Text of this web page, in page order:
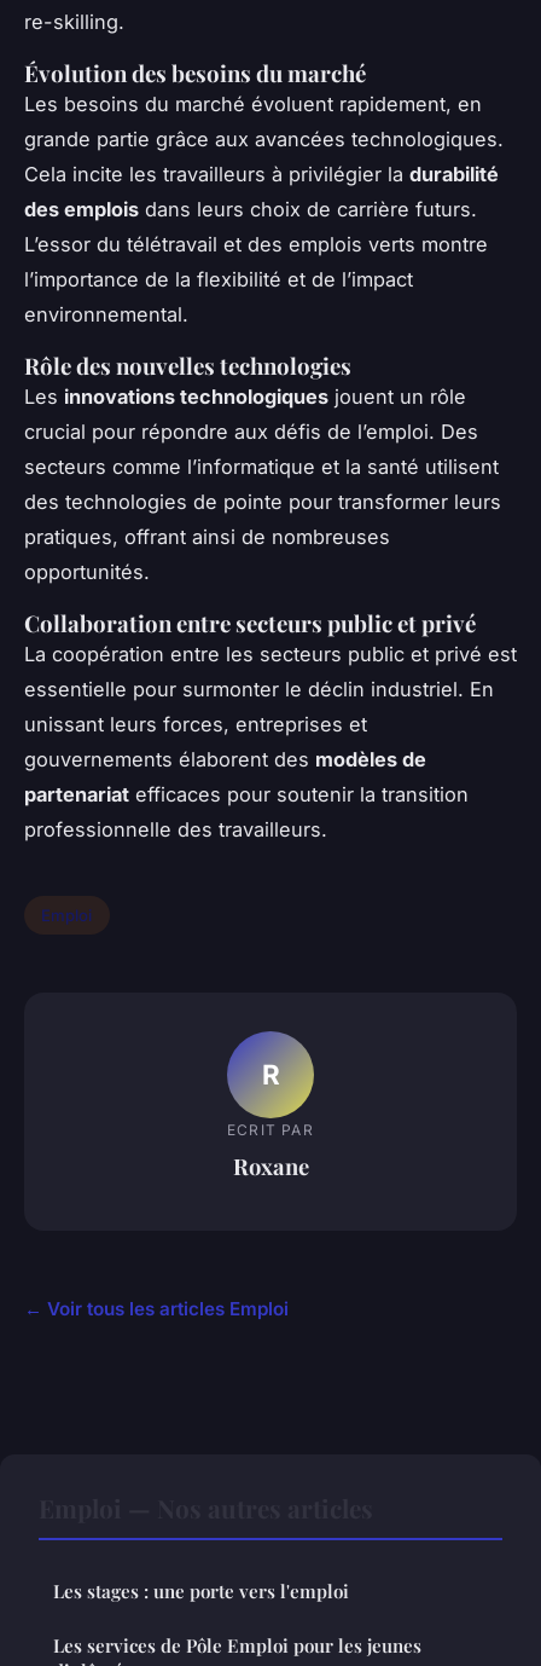
re-skilling.
Évolution des besoins du marché
Les besoins du marché évoluent rapidement, en
grande partie grâce aux avancées technologiques.
Cela incite les travailleurs à privilégier la durabilité
des emplois dans leurs choix de carrière futurs.
L’essor du télétravail et des emplois verts montre
l’importance de la flexibilité et de l’impact
environnemental.
Rôle des nouvelles technologies
Les innovations technologiques jouent un rôle
crucial pour répondre aux défis de l’emploi. Des
secteurs comme l’informatique et la santé utilisent
des technologies de pointe pour transformer leurs
pratiques, offrant ainsi de nombreuses
opportunités.
Collaboration entre secteurs public et privé
La coopération entre les secteurs public et privé est
essentielle pour surmonter le déclin industriel. En
unissant leurs forces, entreprises et
gouvernements élaborent des modèles de
partenariat efficaces pour soutenir la transition
professionnelle des travailleurs.
Emploi
R
ECRIT PAR
Roxane
← Voir tous les articles Emploi
Les stages : une porte vers l'emploi
Les services de Pôle Emploi pour les jeunes